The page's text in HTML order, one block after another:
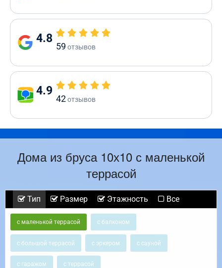
4.8
59 отзывов
4.9
42отзывов
Дома из бруса 10х10 с маленькой
террасой
Тип Размер Этажность Все
с маленькой террасой с балконом
с большой террасой с эркером с сауной
с гаражом с террасой